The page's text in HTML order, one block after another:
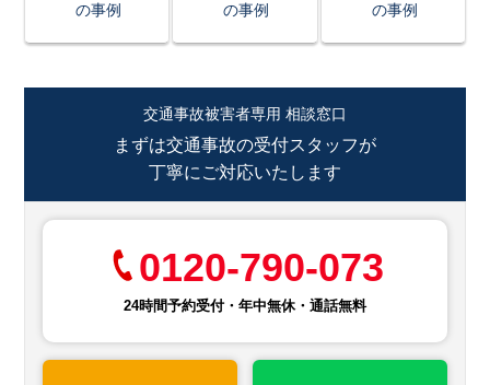
の事例 の事例 の事例
交通事故被害者専用 相談窓口
まずは交通事故の受付スタッフが
丁寧にご対応いたします
0120-790-073
24時間予約受付・年中無休・通話無料